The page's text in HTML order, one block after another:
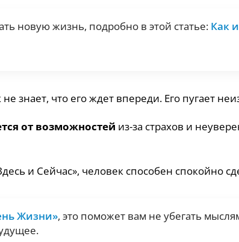
новую жизнь, подробно в этой статье: Как
знает, что его ждет впереди. Его пугает
от возможностей из-за страхов и
и Сейчас», человек способен спокойно
Жизни», это поможет вам не убегать